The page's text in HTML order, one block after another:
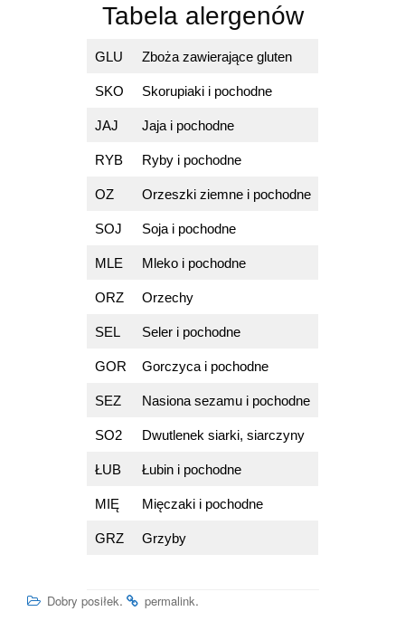
Tabela alergenów
GLU Zboża zawierające gluten
SKO Skorupiaki i pochodne
JAJ Jaja i pochodne
RYB Ryby i pochodne
OZ Orzeszki ziemne i pochodne
SOJ Soja i pochodne
MLE Mleko i pochodne
ORZ Orzechy
SEL Seler i pochodne
GOR Gorczyca i pochodne
SEZ Nasiona sezamu i pochodne
SO2 Dwutlenek siarki, siarczyny
ŁUB Łubin i pochodne
MIĘ Mięczaki i pochodne
GRZ Grzyby
Dobry posiłek. permalink.